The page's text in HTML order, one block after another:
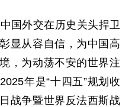
国外交在历史关头捍卫
显从容自信，为中国高
，为动荡不安的世界注
年是“十四五”规划收
战争暨世界反法西斯战